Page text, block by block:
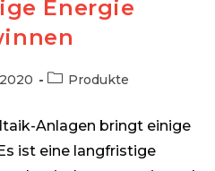
Energie
Beitrags-
Produkte
Anlagen bringt einige
ist eine langfristige